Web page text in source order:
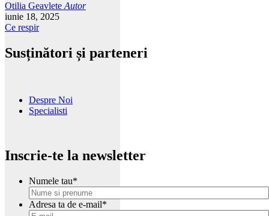
Otilia Geavlete Autor
iunie 18, 2025
Ce respir
Susținători și parteneri
Despre Noi
Specialisti
Inscrie-te la newsletter
Numele tau*
Adresa ta de e-mail*